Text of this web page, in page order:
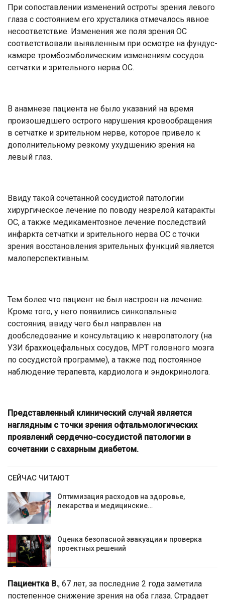
При сопоставлении изменений остроты зрения левого
глаза с состоянием его хрусталика отмечалось явное
несоответствие. Изменения же поля зрения ОС
соответствовали выявленным при осмотре на фундус-
камере тромбоэмболическим изменениям сосудов
сетчатки и зрительного нерва ОС.
В анамнезе пациента не было указаний на время
произошедшего острого нарушения кровообращения
в сетчатке и зрительном нерве, которое привело к
дополнительному резкому ухудшению зрения на
левый глаз.
Ввиду такой сочетанной сосудистой патологии
хирургическое лечение по поводу незрелой катаракты
ОС, а также медикаментозное лечение последствий
инфаркта сетчатки и зрительного нерва ОС с точки
зрения восстановления зрительных функций является
малоперспективным.
Тем более что пациент не был настроен на лечение.
Кроме того, у него появились синкопальные
состояния, ввиду чего был направлен на
дообследование и консультацию к невропатологу (на
УЗИ брахиоцефальных сосудов, МРТ головного мозга
по сосудистой программе), а также под постоянное
наблюдение терапевта, кардиолога и эндокринолога.
Представленный клинический случай является
наглядным с точки зрения офтальмологических
проявлений сердечно-сосудистой патологии в
сочетании с сахарным диабетом.
СЕЙЧАС ЧИТАЮТ
Оптимизация расходов на здоровье,
лекарства и медицинские…
Оценка безопасной эвакуации и проверка
проектных решений
Пациентка В., 67 лет, за последние 2 года заметила
постепенное снижение зрения на оба глаза. Страдает